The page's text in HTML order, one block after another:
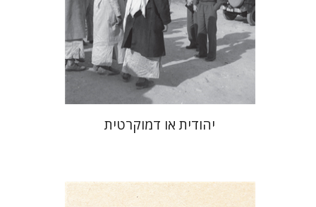
הנחת אתר ספר מודפס
$35
$32
יהודית או דמוקרטית